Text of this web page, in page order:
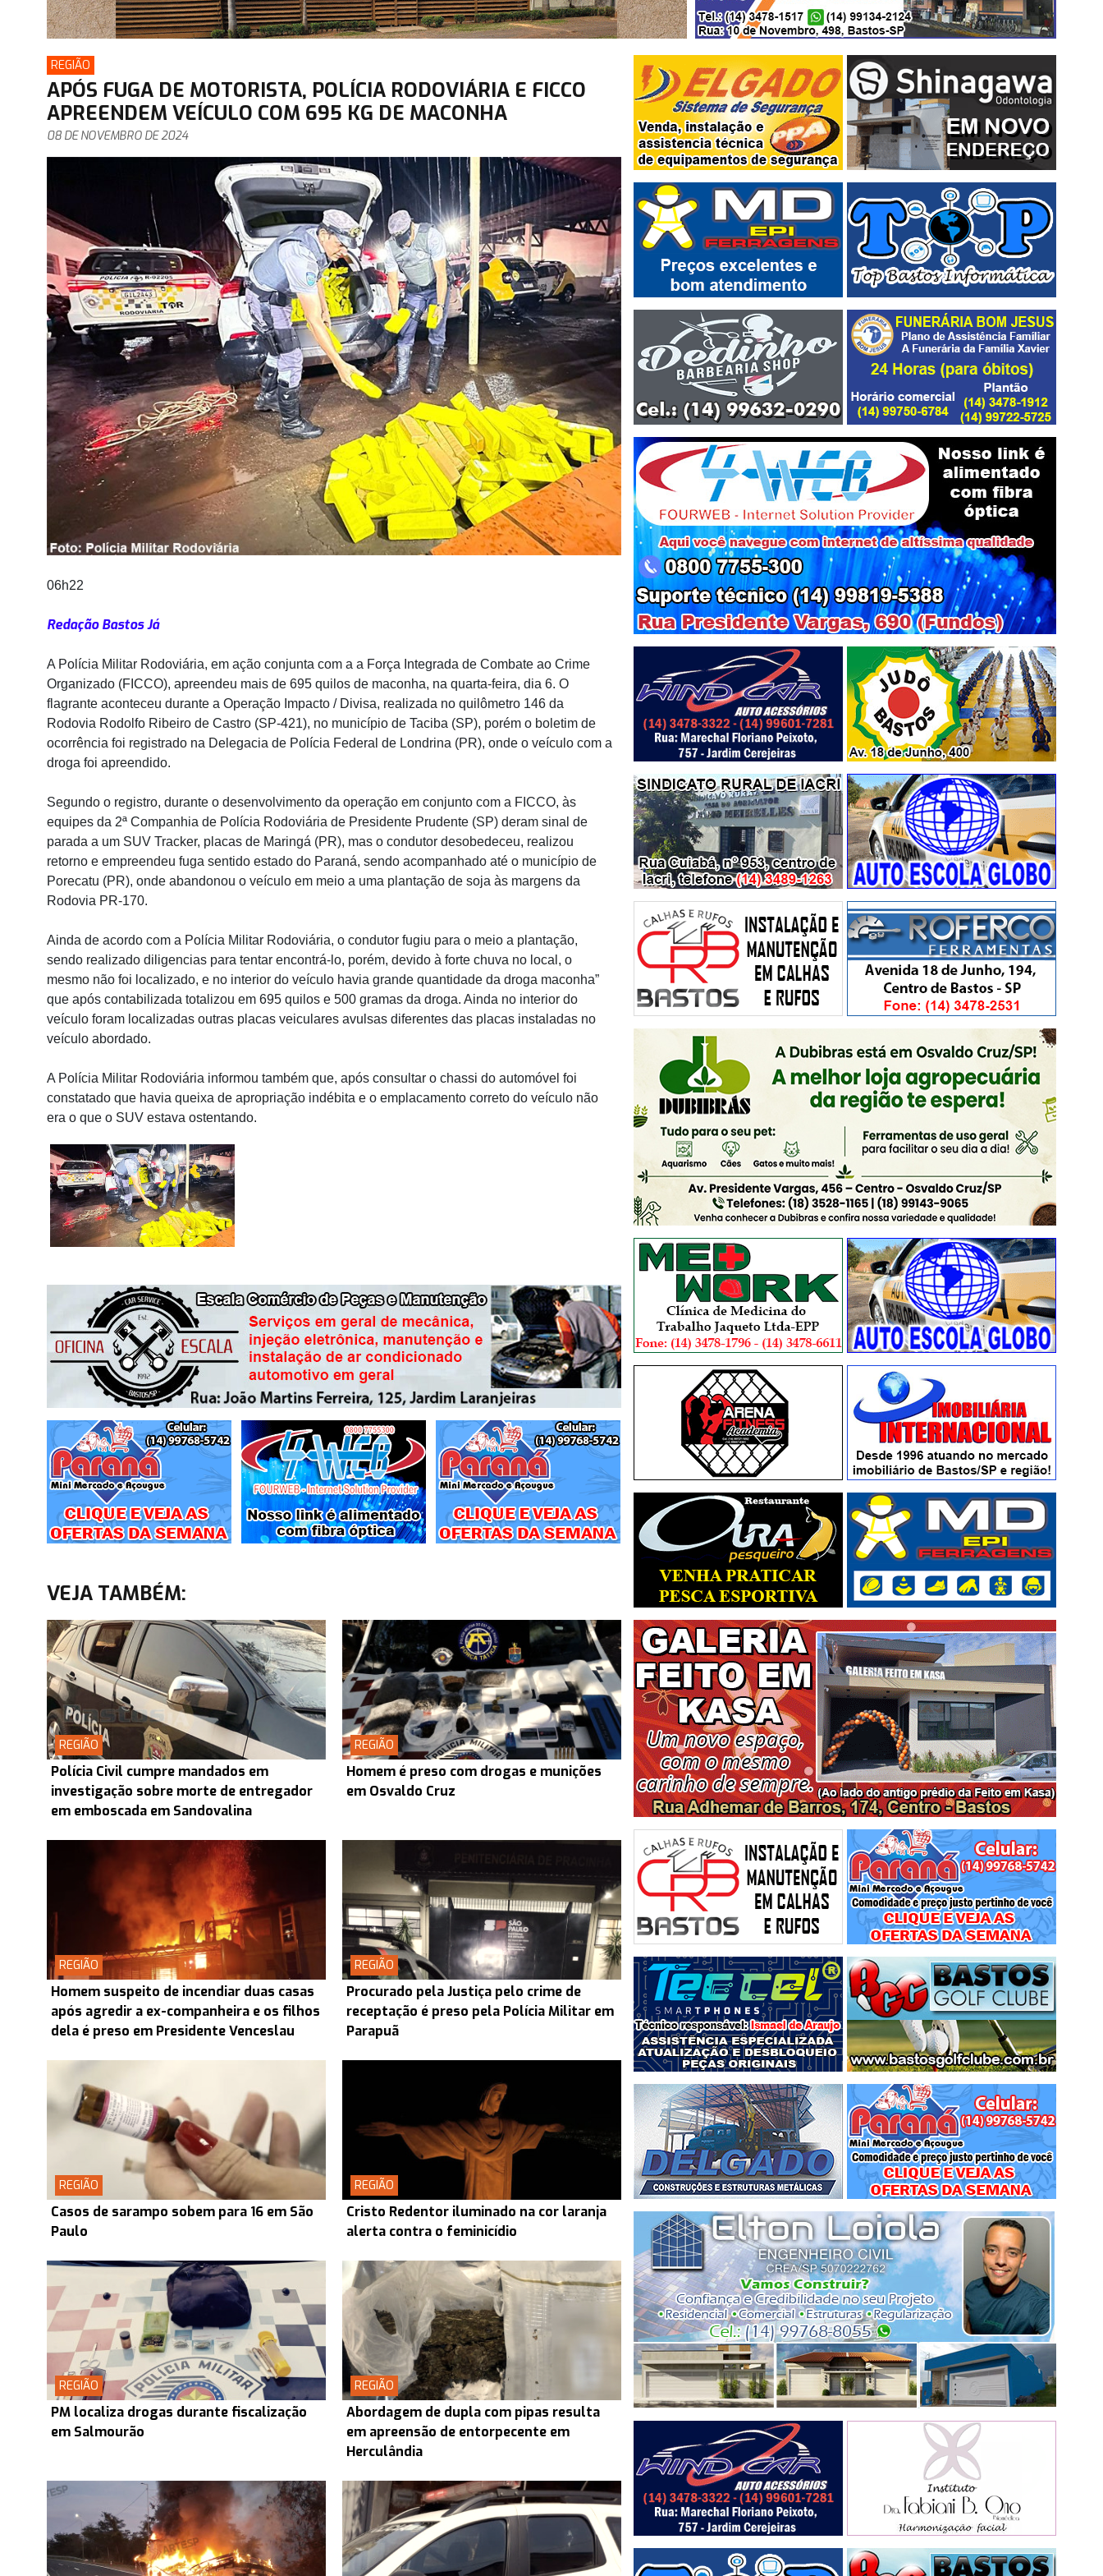
REGIÃO
APÓS FUGA DE MOTORISTA, POLÍCIA RODOVIÁRIA E FICCO
APREENDEM VEÍCULO COM 695 KG DE MACONHA
08 DE NOVEMBRO DE 2024
06h22
Redação Bastos Já
A Polícia Militar Rodoviária, em ação conjunta com a a Força Integrada de Combate ao Crime
Organizado (FICCO), apreendeu mais de 695 quilos de maconha, na quarta-feira, dia 6. O
flagrante aconteceu durante a Operação Impacto / Divisa, realizada no quilômetro 146 da
Rodovia Rodolfo Ribeiro de Castro (SP-421), no município de Taciba (SP), porém o boletim de
ocorrência foi registrado na Delegacia de Polícia Federal de Londrina (PR), onde o veículo com a
droga foi apreendido.
Segundo o registro, durante o desenvolvimento da operação em conjunto com a FICCO, às
equipes da 2ª Companhia de Polícia Rodoviária de Presidente Prudente (SP) deram sinal de
parada a um SUV Tracker, placas de Maringá (PR), mas o condutor desobedeceu, realizou
retorno e empreendeu fuga sentido estado do Paraná, sendo acompanhado até o município de
Porecatu (PR), onde abandonou o veículo em meio a uma plantação de soja às margens da
Rodovia PR-170.
Ainda de acordo com a Polícia Militar Rodoviária, o condutor fugiu para o meio a plantação,
sendo realizado diligencias para tentar encontrá-lo, porém, devido à forte chuva no local, o
mesmo não foi localizado, e no interior do veículo havia grande quantidade da droga maconha”
que após contabilizada totalizou em 695 quilos e 500 gramas da droga. Ainda no interior do
veículo foram localizadas outras placas veiculares avulsas diferentes das placas instaladas no
veículo abordado.
A Polícia Militar Rodoviária informou também que, após consultar o chassi do automóvel foi
constatado que havia queixa de apropriação indébita e o emplacamento correto do veículo não
era o que o SUV estava ostentando.
VEJA TAMBÉM:
REGIÃO
Polícia Civil cumpre mandados em
investigação sobre morte de entregador
em emboscada em Sandovalina
REGIÃO
Homem é preso com drogas e munições
em Osvaldo Cruz
REGIÃO
Homem suspeito de incendiar duas casas
após agredir a ex-companheira e os filhos
dela é preso em Presidente Venceslau
REGIÃO
Procurado pela Justiça pelo crime de
receptação é preso pela Polícia Militar em
Parapuã
REGIÃO
Casos de sarampo sobem para 16 em São
Paulo
REGIÃO
Cristo Redentor iluminado na cor laranja
alerta contra o feminicídio
REGIÃO
PM localiza drogas durante fiscalização
em Salmourão
REGIÃO
Abordagem de dupla com pipas resulta
em apreensão de entorpecente em
Herculândia